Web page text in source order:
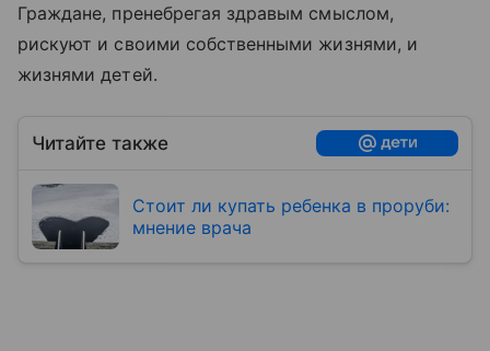
Граждане, пренебрегая здравым смыслом,
рискуют и своими собственными жизнями, и
жизнями детей.
Читайте также
Стоит ли купать ребенка в проруби:
мнение врача